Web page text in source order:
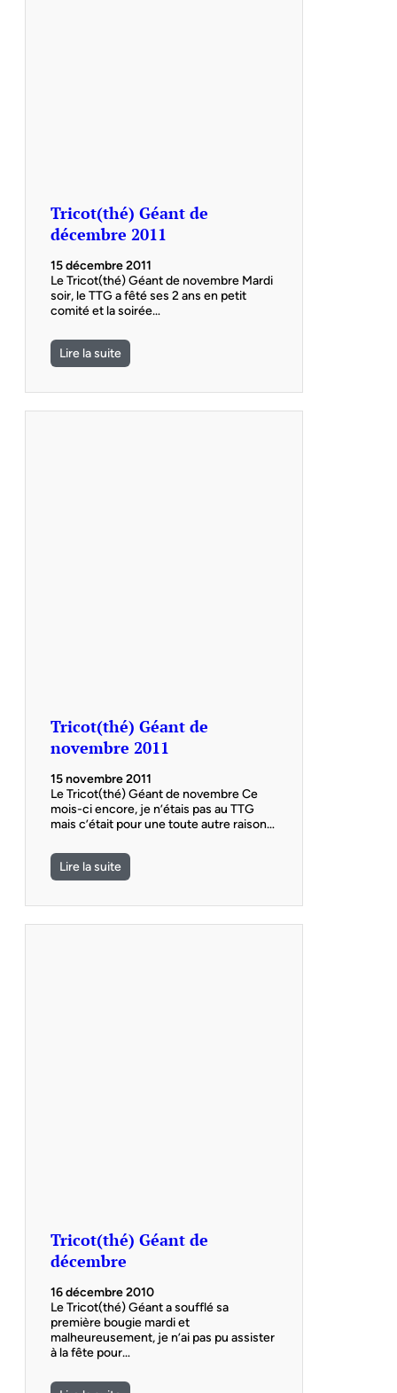
Tricot(thé) Géant de
décembre 2011
15 décembre 2011
Le Tricot(thé) Géant de novembre Mardi
soir, le TTG a fêté ses 2 ans en petit
comité et la soirée…
Lire la suite
Tricot(thé) Géant de
novembre 2011
15 novembre 2011
Le Tricot(thé) Géant de novembre Ce
mois-ci encore, je n’étais pas au TTG
mais c’était pour une toute autre raison…
Lire la suite
Tricot(thé) Géant de
décembre
16 décembre 2010
Le Tricot(thé) Géant a soufflé sa
première bougie mardi et
malheureusement, je n’ai pas pu assister
à la fête pour…